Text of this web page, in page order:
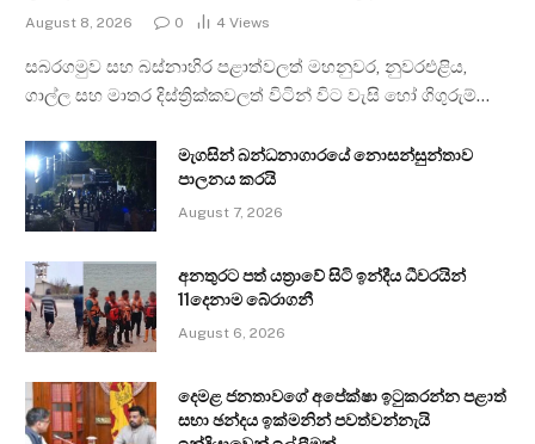
August 8, 2026 0 4 Views
සබරගමුව සහ බස්නාහිර පළාත්වලත් මහනුවර, නුවරඑළිය,
ගාල්ල සහ මාතර දිස්ත්‍රික්කවලත් විටින් විට වැසි හෝ ගිගුරුම්…
මැගසින් බන්ධනාගාරයේ නොසන්සුන්තාව
පාලනය කරයි
August 7, 2026
අනතුරට පත් යත්‍රාවේ සිටි ඉන්දීය ධීවරයින්
11දෙනාම බේරාගනී
August 6, 2026
දෙමළ ජනතාවගේ අපේක්ෂා ඉටුකරන්න පළාත්
සභා ඡන්දය ඉක්මනින් පවත්වන්නැයි